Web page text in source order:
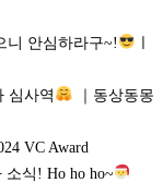
니 안심하라구~!
ㅣ
심사역
｜동상동몽
VC Award
식! Ho ho ho~